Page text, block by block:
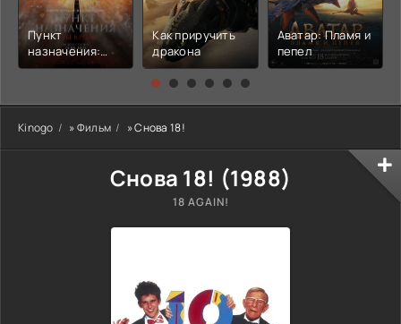
Пункт
назначения:
Узы крови
Как приручить
дракона
Аватар: Пламя и
пепел
Kinogo »Фильм » Снова 18!
Снова 18! (1988)
18 AGAIN!